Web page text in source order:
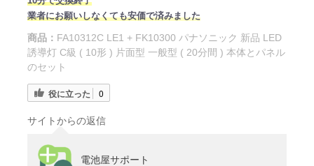
業者にお願いしなくても安価で済みました
商品： FA10312C LE1 + FK10300 パナソニック 新品 LED
誘導灯 C級 ( 10形 ) 片面型 一般型 ( 20分間 ) 本体とパネル
のセット
役に立った 0
サイトからの返信
電池屋サポート